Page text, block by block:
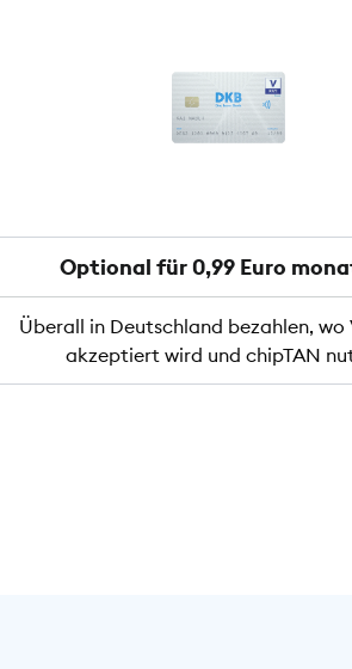
Optional für 0,99 Euro
Überall in Deutschland bezahlen, wo
akzeptiert wird und chipTAN